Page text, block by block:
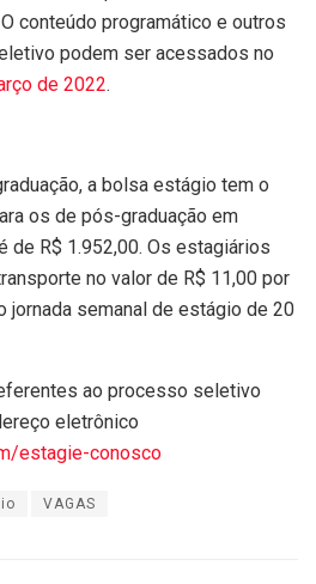
conteúdo programático e outros
podem ser acessados no
de 2022.
a bolsa estágio tem o
os de pós-graduação em
de R$ 1.952,00. Os estagiários
no valor de R$ 11,00 por
jornada semanal de estágio de 20
ao processo seletivo
eletrônico
estagie-conosco
VAGAS